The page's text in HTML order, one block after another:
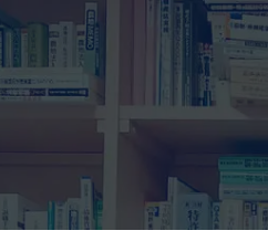
各種法人支援
債務整理